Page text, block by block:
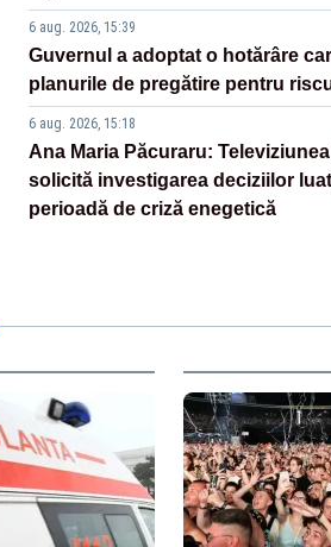
6 aug. 2026, 15:39
Guvernul a adoptat o hotărâre
planurile de pregătire pentru
6 aug. 2026, 15:18
Ana Maria Păcuraru:
solicită investigarea deciziilor
perioadă de criză enegetică